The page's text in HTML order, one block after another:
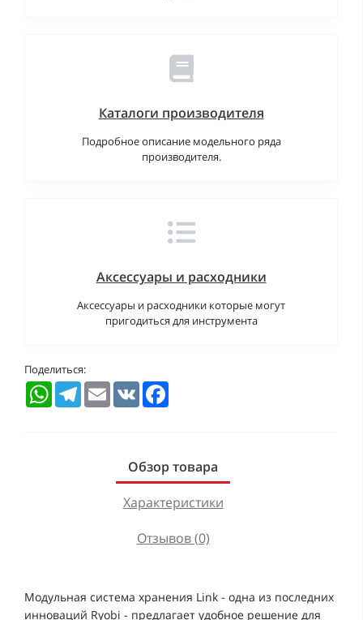
Каталоги производителя
Подробное описание модельного ряда
производителя.
Аксессуары и расходники
Аксессуары и расходники которые могут
пригодиться для инструмента
Поделиться:
WhatsAppTelegramEmail VK
Обзор товара
Характеристики
Отзывов (0)
Модульная система хранения Link - одна из последних
инноваций Ryobi - предлагает удобное решение для